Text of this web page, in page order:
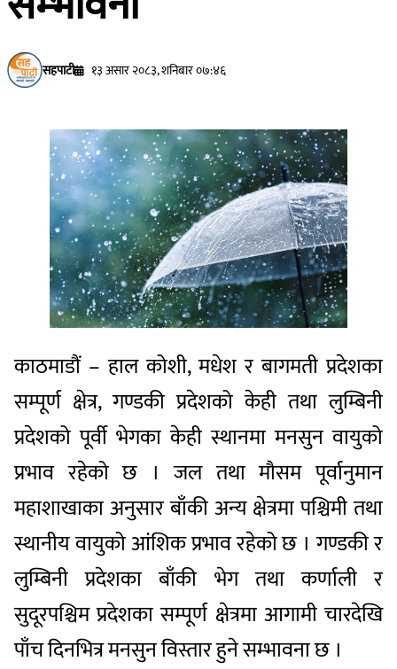
सहपाटी १३ असार २०८३, शनिबार ०७:४६
काठमाडौं – हाल कोशी, मधेश र बागमती प्रदेशका
सम्पूर्ण क्षेत्र, गण्डकी प्रदेशको केही तथा लुम्बिनी
प्रदेशको पूर्वी भेगका केही स्थानमा मनसुन वायुको
प्रभाव रहेको छ । जल तथा मौसम पूर्वानुमान
महाशाखाका अनुसार बाँकी अन्य क्षेत्रमा पश्चिमी तथा
स्थानीय वायुको आंशिक प्रभाव रहेको छ । गण्डकी र
लुम्बिनी प्रदेशका बाँकी भेग तथा कर्णाली र
सुदूरपश्चिम प्रदेशका सम्पूर्ण क्षेत्रमा आगामी चारदेखि
पाँच दिनभित्र मनसुन विस्तार हुने सम्भावना छ ।